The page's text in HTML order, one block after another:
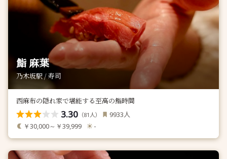
鮨 麻葉
乃木坂駅 / 寿司
西麻布の隠れ家で堪能する至高の鮨時間
3.30 （81 人） 9933人
￥30,000～￥39,999 -